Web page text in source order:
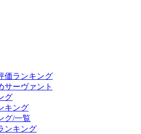
価ランキング
サーヴァント
グ
キング
グ/一覧
ンキング